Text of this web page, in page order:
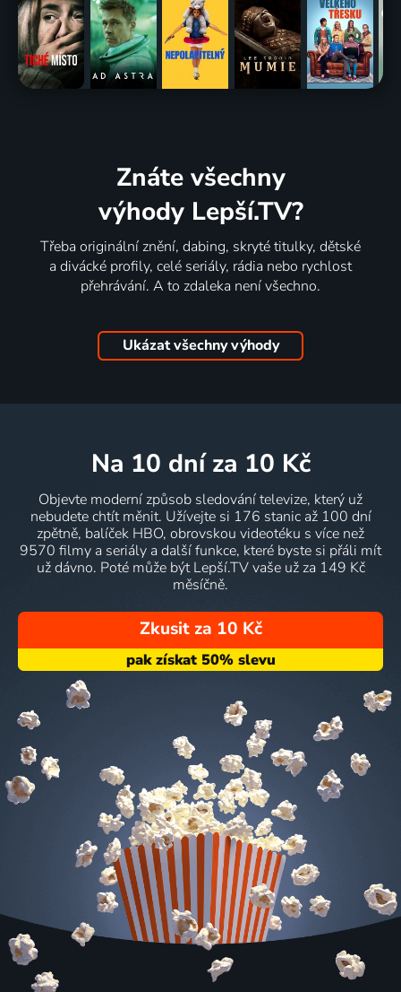
Znáte všechny
výhody Lepší.TV?
Třeba originální znění, dabing, skryté titulky, dětské
a divácké profily, celé seriály, rádia nebo rychlost
přehrávání. A to zdaleka není všechno.
Ukázat všechny výhody
na 10 dní za 10 Kč
Objevte moderní způsob sledování televize, který už
nebudete chtít měnit. Užívejte si 176 stanic až 100 dní
zpětně, balíček HBO, obrovskou videotéku s více než
9570 filmy a seriály a další funkce, které byste si přáli mít
už dávno. Poté může být Lepší.TV vaše už za 149 Kč
měsíčně.
Zkusit za 10 Kč